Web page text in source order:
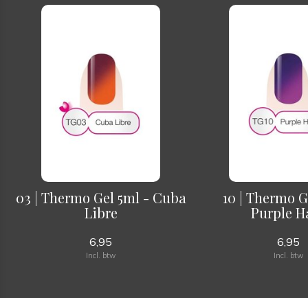
03 | Thermo Gel 5ml - Cuba
Libre
6,95
Incl. btw
10 | Thermo
Purple
6,95
Incl. btw